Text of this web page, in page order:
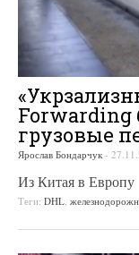
Forwarding
грузовые
Ярослав Бондарчук -
Из Китая в Европу
Теги: DHL